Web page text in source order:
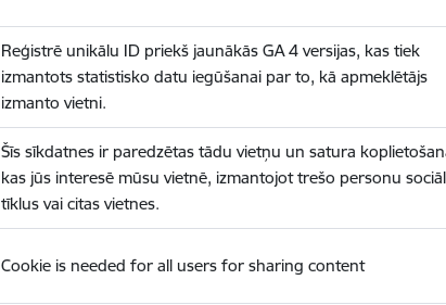
Reģistrē unikālu ID priekš jaunākās GA 4 versijas, kas tiek
izmantots statistisko datu iegūšanai par to, kā apmeklētājs
izmanto vietni.
Šīs sīkdatnes ir paredzētas tādu vietņu un satura
kas jūs interesē mūsu vietnē, izmantojot trešo personu
tīklus vai citas vietnes.
Cookie is needed for all users for sharing content